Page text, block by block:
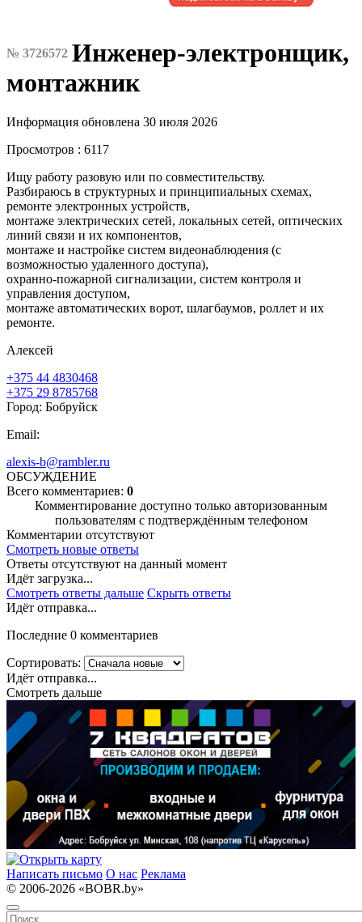
№ 3726572 Инженер-электронщик,
монтажник
Информация обновлена 30 июля 2026
Просмотров : 6117
Ищу работу разовую или по совместительству.
Разбираюсь в структурных и принципиальных схемах,
ремонте электронных устройств,
монтаже электрических сетей, локальных сетей, оптических
линий связи и их компонентов,
монтаже и настройке систем видеонаблюдения (с
возможностью удаленного доступа),
охранно-пожарной сигнализации, систем контроля и
управления доступом,
монтаже автоматических ворот, шлагбаумов, роллет и их
ремонте.
Алексей
+375 44 4830468
+375 29 8785768
Город: Бобруйск
Email:
alexis-b@rambler.ru
ОБСУЖДЕНИЕ
Всего комментариев: 0
Комментирование доступно только авторизованным
пользователям с подтверждённым телефоном
Комментарии отсутствуют
Смотреть новые ответы
Ответы отсутствуют на данный момент
Идёт загрузка...
Смотреть ответы дальше Скрыть ответы
Идёт отправка...
Последние 0 комментариев
Сортировать:
Идёт отправка...
Смотреть дальше
Написать письмо О нас Реклама
© 2006-2026 «BOBR.by»